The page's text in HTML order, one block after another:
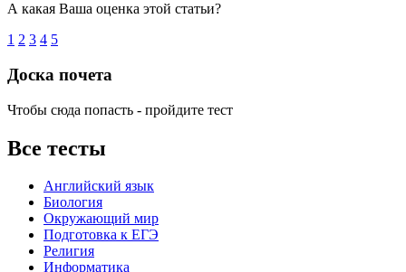
А какая Ваша оценка этой статьи?
1 2 3 4 5
Доска почета
Чтобы сюда попасть - пройдите тест
Все тесты
Английский язык
Биология
Окружающий мир
Подготовка к ЕГЭ
Религия
Информатика